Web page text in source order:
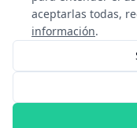
aceptarlas todas,
información.
Contacto
© 2026